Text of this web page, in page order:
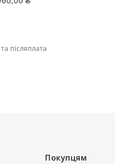
післяплата
Покупцям